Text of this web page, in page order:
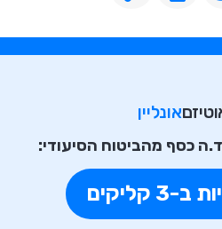
אונליין
כסף מהביטוח הסיעודי:
קליקים